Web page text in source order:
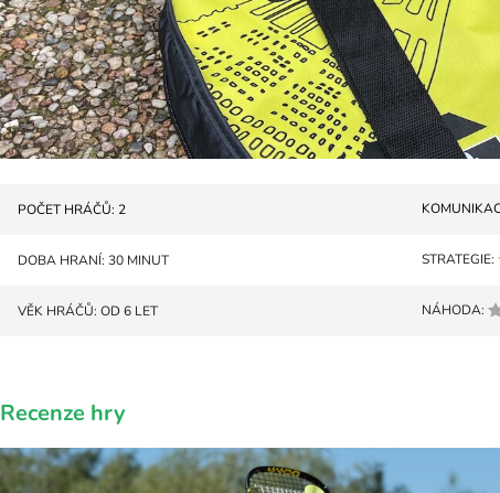
POČET HRÁČŮ: 2
DOBA HRANÍ: 30 MINUT STRATEGIE:
VĚK HRÁČŮ: OD 6 LET NÁHODA:
Recenze hry